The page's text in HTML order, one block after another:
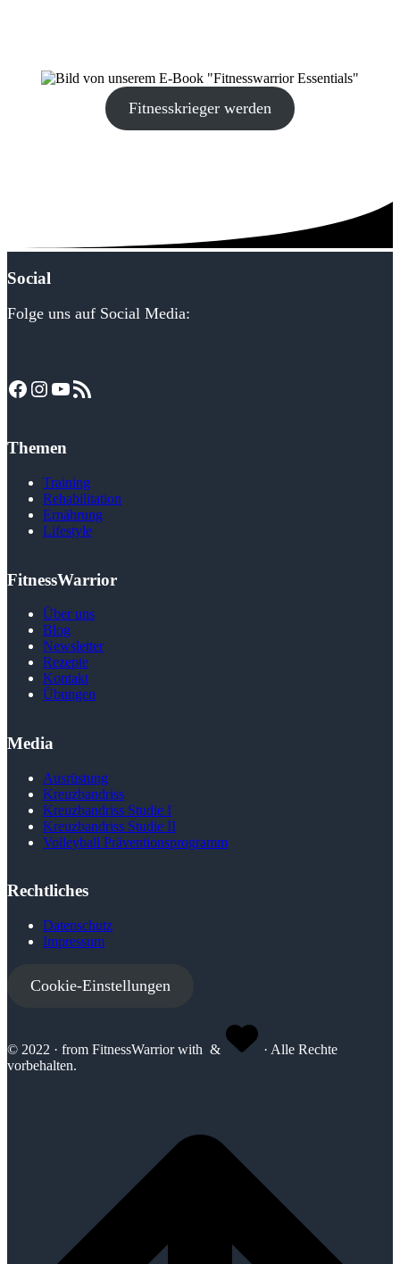
Fitnesskrieger werden
Social
Folge uns auf Social Media:
Facebook Instagram YouTube RSS-Feed
Themen
Training
Rehabilitation
Ernährung
Lifestyle
FitnessWarrior
Über uns
Blog
Newsletter
Rezepte
Kontakt
Übungen
Media
Ausrüstung
Kreuzbandriss
Kreuzbandriss Studie I
Kreuzbandriss Studie II
Volleyball Präventions­programm
Rechtliches
Datenschutz
Impressum
Cookie-Einstellungen
© 2022 · from FitnessWarrior with &
· Alle Rechte
vorbehalten.